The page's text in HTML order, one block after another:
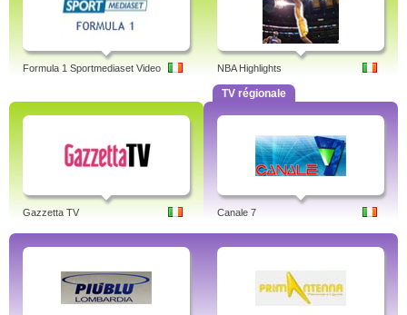
Formula 1 Sportmediaset Video NBA Highlights
Gazzetta TV
TV régionale
Canale 7